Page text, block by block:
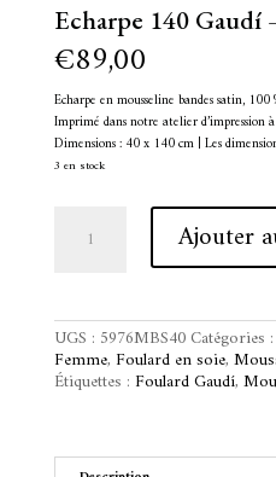
Echarpe 140 Gaudí
€89,00
Echarpe en mousseline bandes satin, 100
Imprimé dans notre atelier d’impression
Dimensions : 40 x 140 cm | Les
3 en stock
-
Roses
Ajouter
UGS : 5976MBS40 Catégories :
Femme, Foulard en soie,
Étiquettes : Foulard Gaudí,